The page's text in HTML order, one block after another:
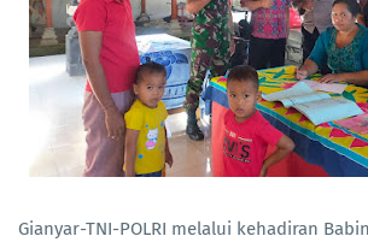
Gianyar-TNI-POLRI melalui kehadiran